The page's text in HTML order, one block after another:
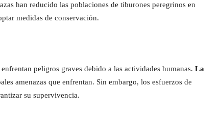
han reducido las poblaciones de tiburones peregrinos en
medidas de conservación.
peligros graves debido a las actividades humanas. La
amenazas que enfrentan. Sin embargo, los esfuerzos de
su supervivencia.